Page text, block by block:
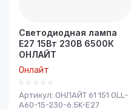
Светодиодная лампа
E27 15Вт 230В 6500К
ОНЛАЙТ
Онлайт
Артикул: ОНЛАЙТ 61 151 OLL-
A60-15-230-6.5K-E27